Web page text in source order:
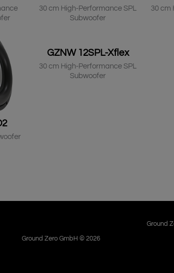
30 cm High-Performance SPL
Subwoofer
30 cm
GZNW 12SPL-Xflex
30 cm High-Performance SPL
Subwoofer
Ground
Ground Zero GmbH © 2026